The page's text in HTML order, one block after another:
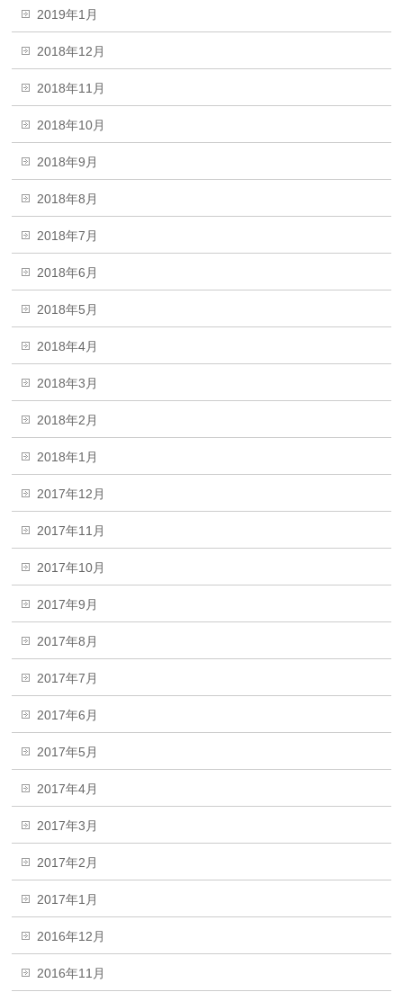
2019年1月
2018年12月
2018年11月
2018年10月
2018年9月
2018年8月
2018年7月
2018年6月
2018年5月
2018年4月
2018年3月
2018年2月
2018年1月
2017年12月
2017年11月
2017年10月
2017年9月
2017年8月
2017年7月
2017年6月
2017年5月
2017年4月
2017年3月
2017年2月
2017年1月
2016年12月
2016年11月